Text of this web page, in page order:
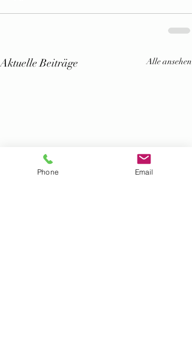
Aktuelle Beiträge Alle ansehen
Phone Email